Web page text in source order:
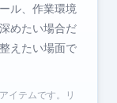
ル、作業環境
めたい場合だ
えたい場面で
イテムです。リ